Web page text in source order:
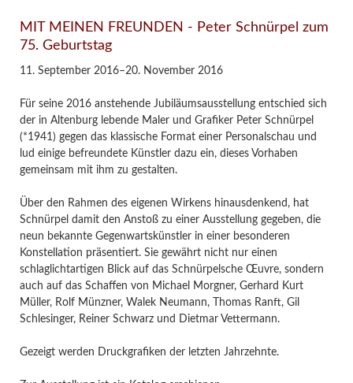
MIT MEINEN FREUNDEN - Peter Schnürpel zum
75. Geburtstag
11. September 2016–20. November 2016
Für seine 2016 anstehende Jubiläumsausstellung entschied sich
der in Altenburg lebende Maler und Grafiker Peter Schnürpel
(*1941) gegen das klassische Format einer Personalschau und
lud einige befreundete Künstler dazu ein, dieses Vorhaben
gemeinsam mit ihm zu gestalten.
Über den Rahmen des eigenen Wirkens hinausdenkend, hat
Schnürpel damit den Anstoß zu einer Ausstellung gegeben, die
neun bekannte Gegenwartskünstler in einer besonderen
Konstellation präsentiert. Sie gewährt nicht nur einen
schlaglichtartigen Blick auf das Schnürpelsche Œuvre, sondern
auch auf das Schaffen von Michael Morgner, Gerhard Kurt
Müller, Rolf Münzner, Walek Neumann, Thomas Ranft, Gil
Schlesinger, Reiner Schwarz und Dietmar Vettermann.
Gezeigt werden Druckgrafiken der letzten Jahrzehnte.